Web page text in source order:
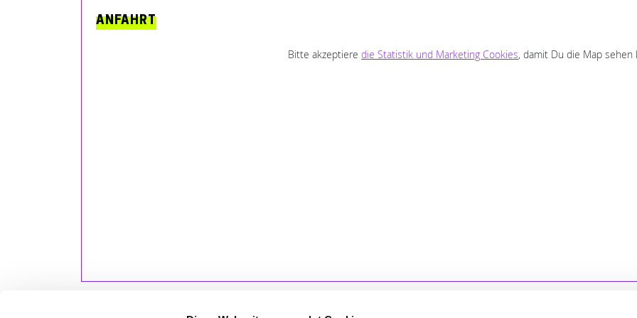
ANFAHRT
Bitte akzeptiere die Statistik und Marketing Cookies, damit Du die Map sehen